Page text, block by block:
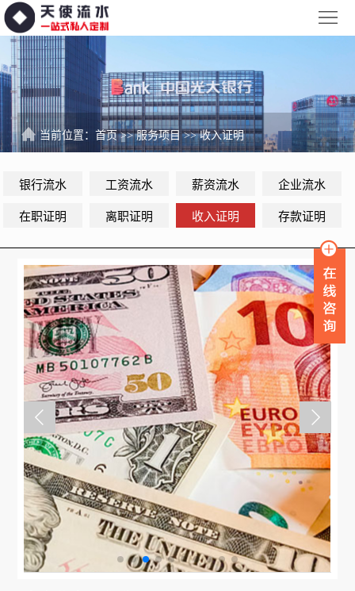
网
首
行
工
当前位置：首页>>服务项目 >>收入证明
银行流水 工资流水 薪资流水 企业流水
在职证明 离职证明 收入证明 存款证明